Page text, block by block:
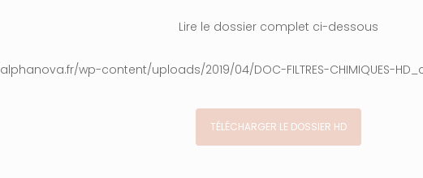
Lire le dossier complet ci-dessous
wp-content/uploads/2019/04/DOC-FILTRES-CHIMIQUES-
TÉLÉCHARGER LE DOSSIER HD